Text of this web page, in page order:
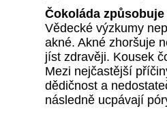
Čokoláda způsobuje
Vědecké výzkumy
akné. Akné zhoršuje
jíst zdravěji. Kousek
Mezi nejčastější
dědičnost a
následně ucpávají